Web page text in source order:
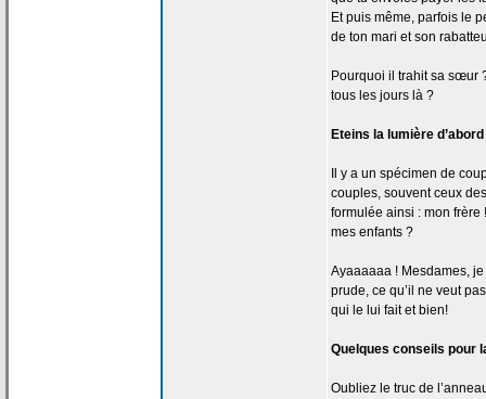
Et puis même, parfois le
de ton mari et son
Pourquoi il trahit sa sœur
tous les jours là ?
Eteins la lumière
Il y a un spécimen de
couples, souvent ceux
formulée ainsi : mon frère
mes enfants ?
Ayaaaaaa ! Mesdames,
prude, ce qu’il ne veut
qui le lui fait et bien!
Quelques conseils pour
Oubliez le truc de